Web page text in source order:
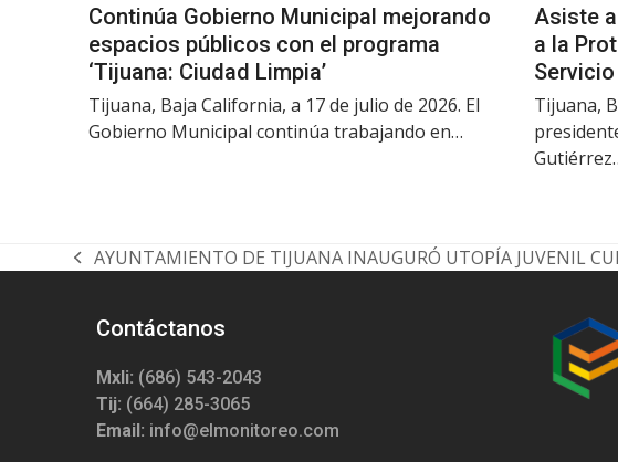
Continúa Gobierno Municipal mejorando
espacios públicos con el programa
‘Tijuana: Ciudad Limpia’
Tijuana, Baja California, a 17 de julio de 2026. El
Gobierno Municipal continúa trabajando en…
Asiste
a la
Tijuana,
previous
AYUNTAMIENTO DE TIJUANA INAUGURÓ UTOPÍA JUVENIL
Contáctanos
Mxli: (686) 543-2043
Tij: (664) 285-3065
Email: info@elmonitoreo.com